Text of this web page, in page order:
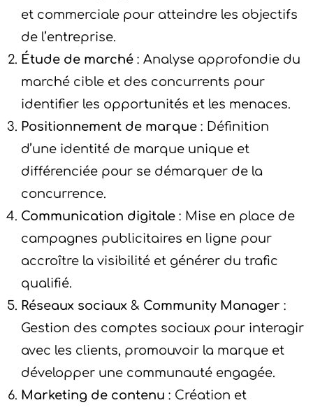
et commerciale pour atteindre les objectifs
de l’entreprise.
Étude de marché : Analyse approfondie du
marché cible et des concurrents pour
identifier les opportunités et les menaces.
Positionnement de marque : Définition
d’une identité de marque unique et
différenciée pour se démarquer de la
concurrence.
Communication digitale : Mise en place de
campagnes publicitaires en ligne pour
accroître la visibilité et générer du trafic
qualifié.
Réseaux sociaux & Community Manager :
Gestion des comptes sociaux pour interagir
avec les clients, promouvoir la marque et
développer une communauté engagée.
Marketing de contenu : Création et